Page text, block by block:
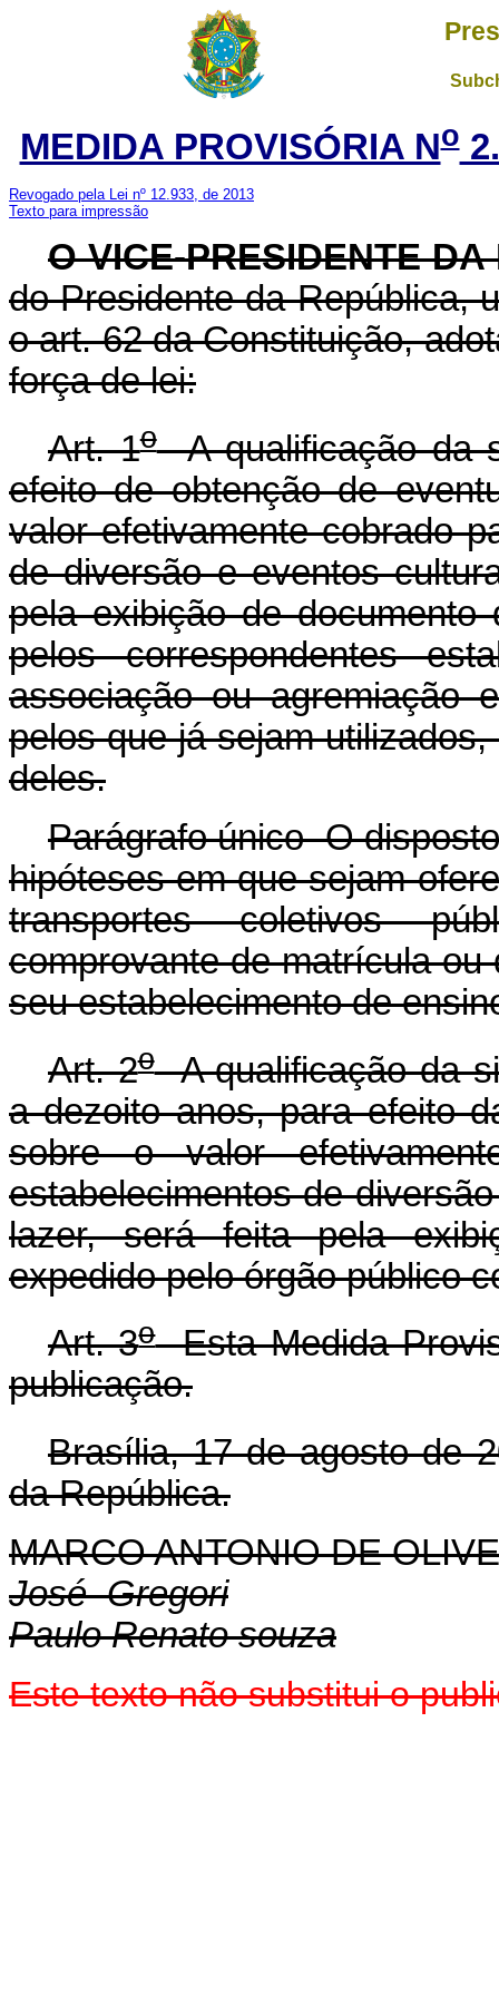
MEDIDA PROVISÓRIA No
Revogado pela Lei nº 12.933, de 2013
Texto para impressão
O VICE-PRESIDENTE
do Presidente da República,
o art. 62 da Constituição,
força de lei:
Art. 1oA qualificação da
efeito de obtenção de
valor efetivamente cobrado
de diversão e eventos
pela exibição de documento
pelos correspondentes
associação ou agremiação
pelos que já sejam
deles.
Parágrafo único O
hipóteses em que sejam
transportes coletivos
comprovante de matrícula
seu estabelecimento de
Art. 2oA qualificação da
a dezoito anos, para efeito
sobre o valor
estabelecimentos de
lazer, será feita pela
expedido pelo órgão público
Art. 3oEsta Medida
publicação.
Brasília, 17 de agosto de
da República.
MARCO ANTONIO DE
José Gregori
Paulo Renato souza
Este texto não substitui o